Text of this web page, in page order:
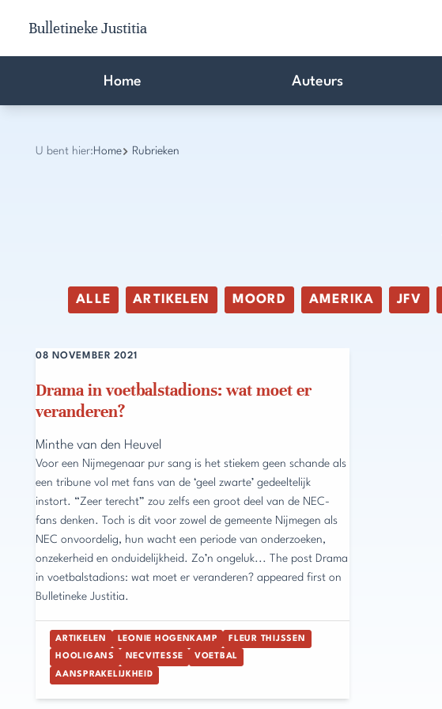
Bulletineke Justitia
Home Auteurs
U bent hier: Home Rubrieken
ALLE ARTIKELEN MOORD AMERIKA JFV
Drama in voetbalstadions: wat moet er
veranderen?
08 NOVEMBER 2021
Minthe van den Heuvel
Voor een Nijmegenaar pur sang is het stiekem geen schande als
een tribune vol met fans van de ‘geel zwarte’ gedeeltelijk
instort. “Zeer terecht” zou zelfs een groot deel van de NEC-
fans denken. Toch is dit voor zowel de gemeente Nijmegen als
NEC onvoordelig, hun wacht een periode van onderzoeken,
onzekerheid en onduidelijkheid. Zo’n ongeluk... The post Drama
in voetbalstadions: wat moet er veranderen? appeared first on
Bulletineke Justitia.
ARTIKELEN LEONIE HOGENKAMP FLEUR THIJSSEN
HOOLIGANS NECVITESSE VOETBAL
AANSPRAKELIJKHEID